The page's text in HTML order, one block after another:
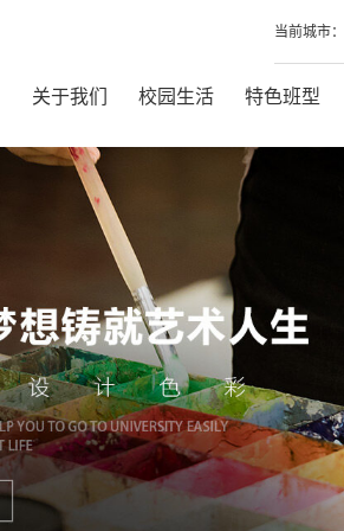
当前城市：
关于我们 校园生活 特色班型